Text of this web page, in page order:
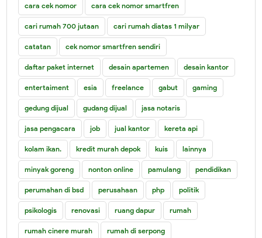
cara cek nomor cara cek nomor smartfren
cari rumah 700 jutaan cari rumah diatas 1 milyar
catatan cek nomor smartfren sendiri
daftar paket internet desain apartemen desain kantor
entertaiment esia freelance gabut gaming
gedung dijual gudang dijual jasa notaris
jasa pengacara job jual kantor kereta api
kolam ikan. kredit murah depok kuis lainnya
minyak goreng nonton online pamulang pendidikan
perumahan di bsd perusahaan php politik
psikologis renovasi ruang dapur rumah
rumah cinere murah rumah di serpong